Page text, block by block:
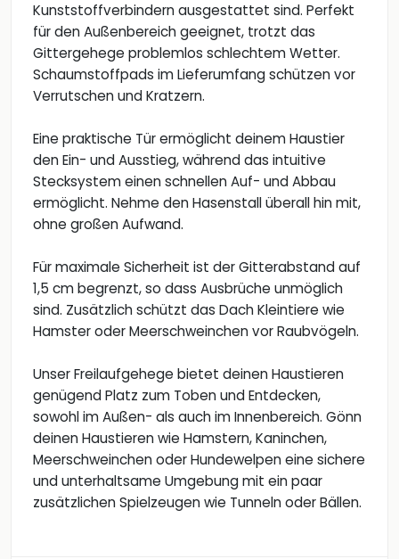
Kunststoffverbindern ausgestattet sind. Perfekt
für den Außenbereich geeignet, trotzt das
Gittergehege problemlos schlechtem Wetter.
Schaumstoffpads im Lieferumfang schützen vor
Verrutschen und Kratzern.
Eine praktische Tür ermöglicht deinem Haustier
den Ein- und Ausstieg, während das intuitive
Stecksystem einen schnellen Auf- und Abbau
ermöglicht. Nehme den Hasenstall überall hin mit,
ohne großen Aufwand.
Für maximale Sicherheit ist der Gitterabstand auf
1,5 cm begrenzt, so dass Ausbrüche unmöglich
sind. Zusätzlich schützt das Dach Kleintiere wie
Hamster oder Meerschweinchen vor Raubvögeln.
Unser Freilaufgehege bietet deinen Haustieren
genügend Platz zum Toben und Entdecken,
sowohl im Außen- als auch im Innenbereich. Gönn
deinen Haustieren wie Hamstern, Kaninchen,
Meerschweinchen oder Hundewelpen eine sichere
und unterhaltsame Umgebung mit ein paar
zusätzlichen Spielzeugen wie Tunneln oder Bällen.